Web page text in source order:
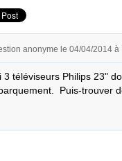
anonyme le 04/04/2014 à
3 téléviseurs Philips 23"
Puis-trouver